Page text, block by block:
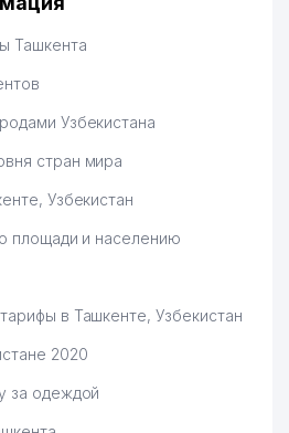
Ташкента
Узбекистана
стран мира
Узбекистан
площади и населению
в Ташкенте, Узбекистан
2020
за одеждой